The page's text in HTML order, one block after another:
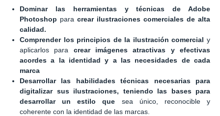
Dominar las herramientas y técnicas de Adobe
Photoshop para crear ilustraciones comerciales de alta
calidad.
Comprender los principios de la ilustración comercial y
aplicarlos para crear imágenes atractivas y efectivas
acordes a la identidad y a las necesidades de cada
marca
Desarrollar las habilidades técnicas necesarias para
digitalizar sus ilustraciones, teniendo las bases para
desarrollar un estilo que sea único, reconocible y
coherente con la identidad de las marcas.